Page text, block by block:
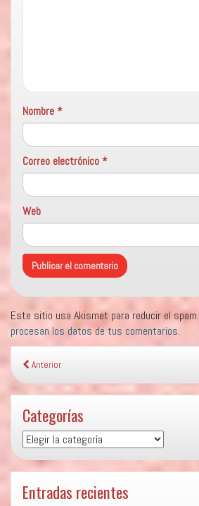
Nombre *
Correo electrónico *
Web
Este sitio usa Akismet para reducir el spam.
procesan los datos de tus comentarios.
Anterior
Categorías
Categorías
Entradas recientes